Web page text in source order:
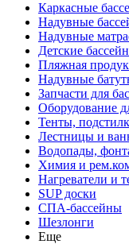
Каркасные
Надувные
Надувные
Детские
Пляжная
Надувные
Запчасти для
Оборудование
Тенты,
Лестницы и
Водопады,
Химия и
Нагреватели и
SUP доски
СПА-бассейны
Шезлонги
Еще